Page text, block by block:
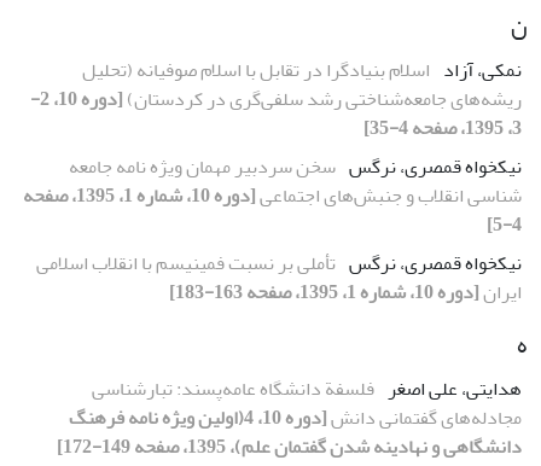
ن
نمکی، آزاد اسلام بنیادگرا در تقابل با اسلام صوفیانه (تحلیل
ریشه‌های جامعه‌شناختی رشد سلفی‌گری در کردستان)
[دوره 10، 2-
3، 1395، صفحه 4-35]
نیکخواه قمصری، نرگس سخن سردبیر مهمان ویژه نامه جامعه
شناسی انقلاب و جنبش‌های اجتماعی
[دوره 10، شماره 1، 1395، صفحه
4-5]
نیکخواه قمصری، نرگس تأملی بر نسبت فمینیسم با انقلاب اسلامی
ایران[دوره 10، شماره 1، 1395، صفحه 163-183]
ه
هدایتی، علی اصغر فلسفة دانشگاه عامه‌پسند: تبارشناسی
مجادله‌های گفتمانی دانش
[دوره 10، 4(اولین ویژه نامه فرهنگ
دانشگاهی و نهادینه شدن گفتمان علم)، 1395، صفحه 149-172]